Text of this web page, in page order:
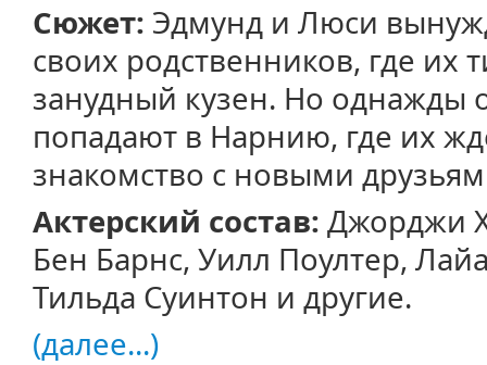
Сюжет: Эдмунд и Люси
своих родственников, где их
занудный кузен. Но однажды
попадают в Нарнию, где их
знакомство с новыми
Актерский состав: Джорджи
Бен Барнс, Уилл Поултер,
Тильда Суинтон и другие.
(далее...)